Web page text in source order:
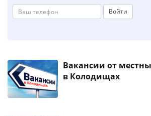
Войти
Вакансии от
в Колодищах